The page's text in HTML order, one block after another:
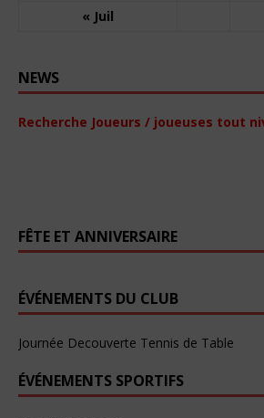
« Juil
NEWS
Recherche Joueurs / joueuses tout
FÊTE ET ANNIVERSAIRE
ÉVÉNEMENTS DU CLUB
Journée Decouverte Tennis de Table
ÉVÉNEMENTS SPORTIFS